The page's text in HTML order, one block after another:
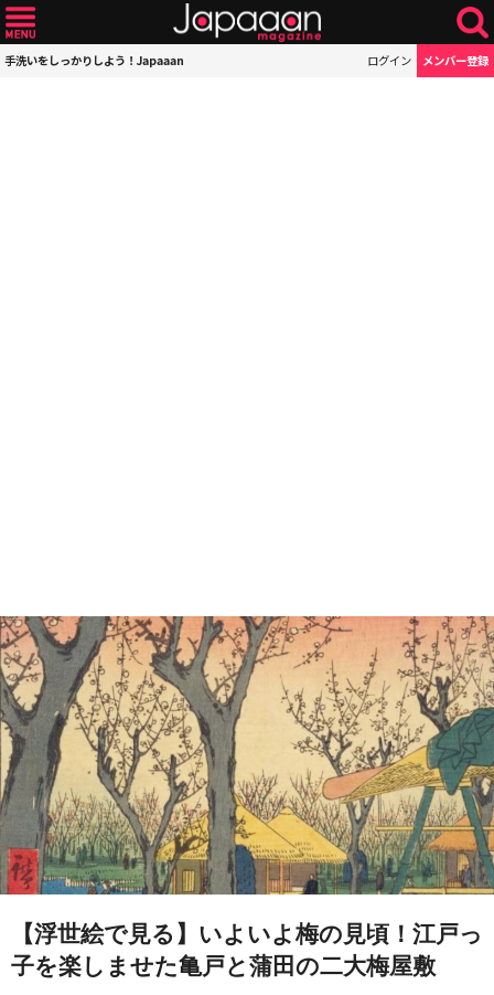
手洗いをしっかりしよう！Japaaan ログイン メンバー登録
【浮世絵で見る】いよいよ梅の見頃！江戸っ
子を楽しませた亀戸と蒲田の二大梅屋敷